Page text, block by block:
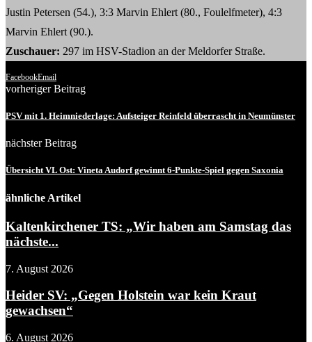
Justin Petersen (54.), 3:3 Marvin Ehlert (80., Foulelfmeter), 4:3
Marvin Ehlert (90.).
Zuschauer: 297 im HSV-Stadion an der Meldorfer Straße.
FacebookEmail
vorheriger Beitrag
PSV mit 1. Heimniederlage: Aufsteiger Reinfeld überrascht in Neumünster
nächster Beitrag
Übersicht VL Ost: Vineta Audorf gewinnt 6-Punkte-Spiel gegen Saxonia
ähnliche Artikel
Kaltenkirchener TS: „Wir haben am Samstag das
nächste...
7. August 2026
Heider SV: „Gegen Holstein war kein Kraut
gewachsen“
6. August 2026